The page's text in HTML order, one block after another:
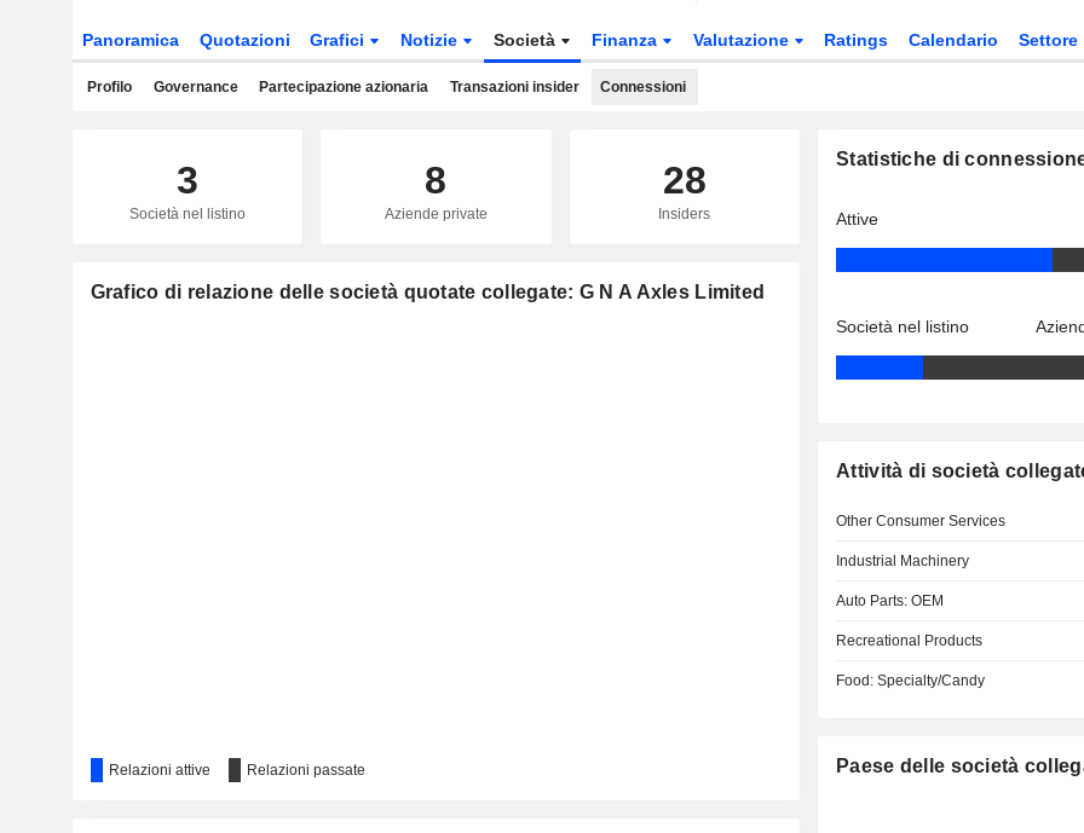
Panoramica Quotazioni Grafici Notizie Società Finanza Valutazione Ratings Calendario Settore
Profilo Governance Partecipazione azionaria Transazioni insider Connessioni
3
Società nel listino
8
Aziende private
28
Insiders
Grafico di relazione delle società quotate collegate: G N A Axles Limited
Relazioni attive Relazioni passate
Statistiche di
Attive
Società nel listino
Attività di società
Other Consumer Services
Industrial Machinery
Auto Parts: OEM
Recreational Products
Food: Specialty/Candy
Paese delle società